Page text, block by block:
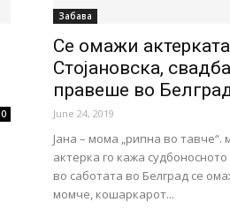
0
Забава
Се омажи
Стојановска,
правеше во
June 24, 2019
Јана – мома „рипна во тавче“.
актерка го кажа
во саботата во Белград се
момче, кошаркарот...